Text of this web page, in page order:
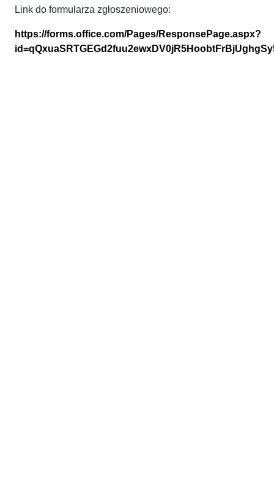
Link do formularza zgłoszeniowego:
https://forms.office.com/Pages/ResponsePage.aspx?